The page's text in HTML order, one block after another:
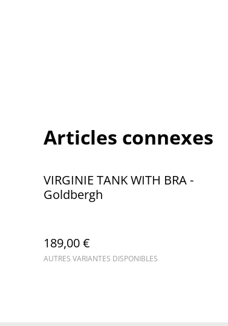
Articles connexes
VIRGINIE TANK WITH BRA -
Goldbergh
189,00 €
AUTRES VARIANTES DISPONIBLES